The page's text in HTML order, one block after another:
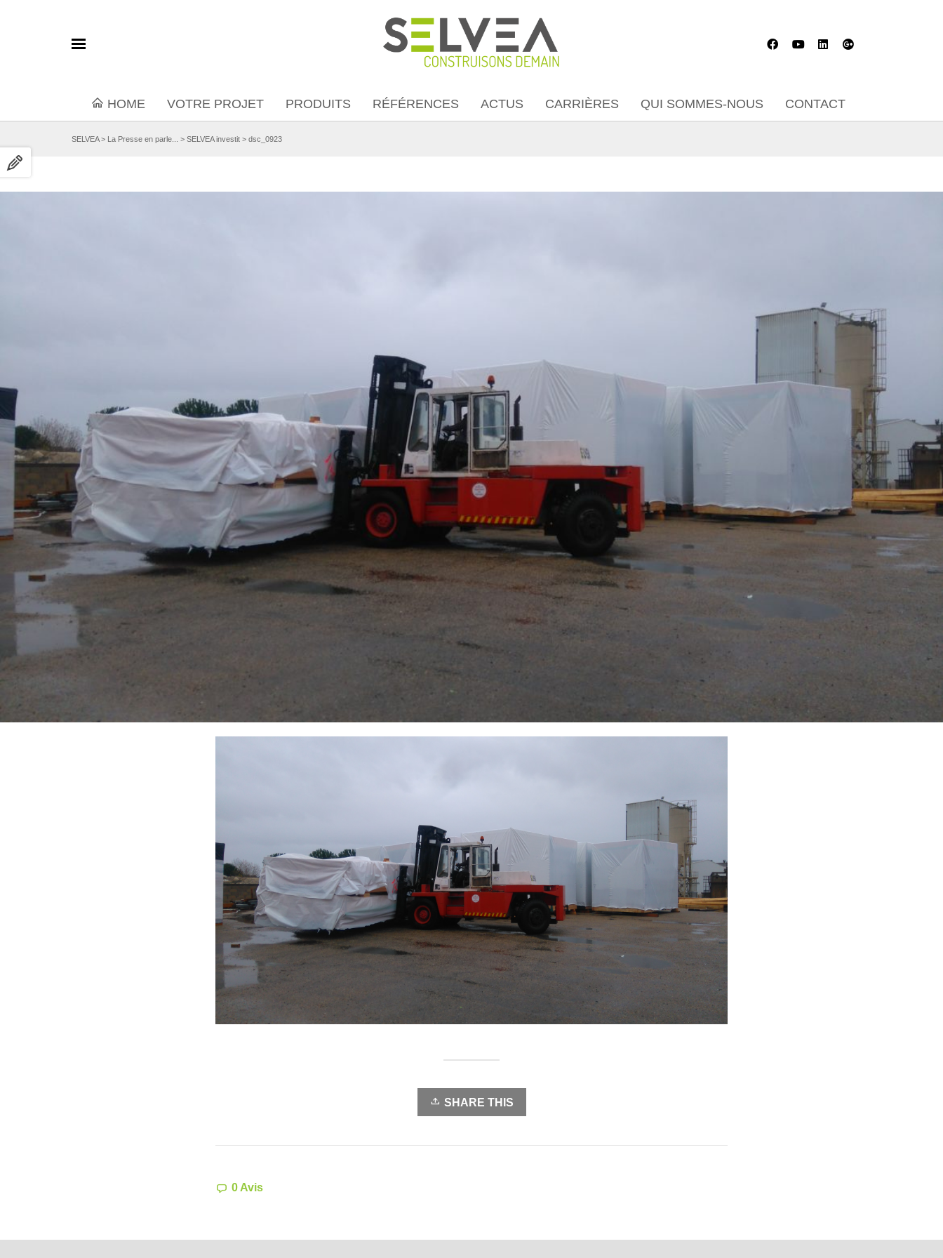
HOME VOTRE PROJET PRODUITS RÉFÉRENCES ACTUS CARRIÈRES QUI SOMMES-NOUS CONTACT
SELVEA> La Presse en parle... > SELVEA investit > dsc_0923
SHARE THIS
0 Avis